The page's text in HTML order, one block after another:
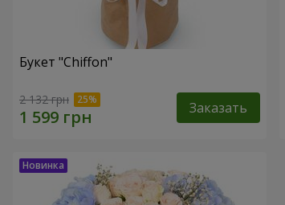
Букет "Chiffon"
2 132 грн Заказать